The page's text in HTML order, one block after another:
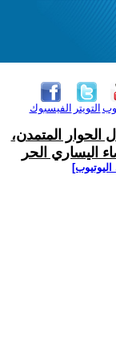
الفيسبوك التويتر
الحوار المتمدن،
اليساري الحر